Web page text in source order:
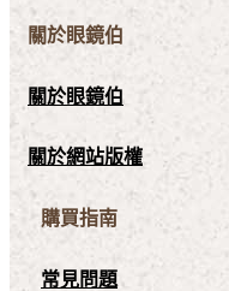
關於眼鏡伯
關於眼鏡伯
關於網站版權
購買指南
常見問題